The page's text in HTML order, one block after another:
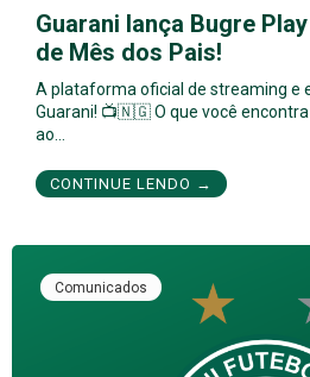
Guarani lança Bugre
de Mês dos Pais!
A plataforma oficial de streaming e
Guarani! 📺🇳🇬 O que você encontra
ao…
CONTINUE LENDO →
Comunicados